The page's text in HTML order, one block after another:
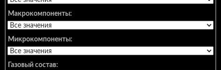
Макрокомпоненты:
Микрокомпоненты:
Газовый состав: